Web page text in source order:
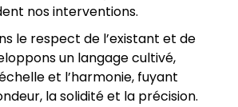
nos interventions.
le respect de l’existant et de
un langage cultivé,
et l’harmonie, fuyant
la solidité et la précision.